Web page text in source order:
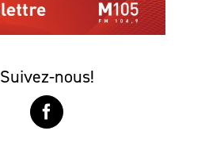
Suivez-nous!